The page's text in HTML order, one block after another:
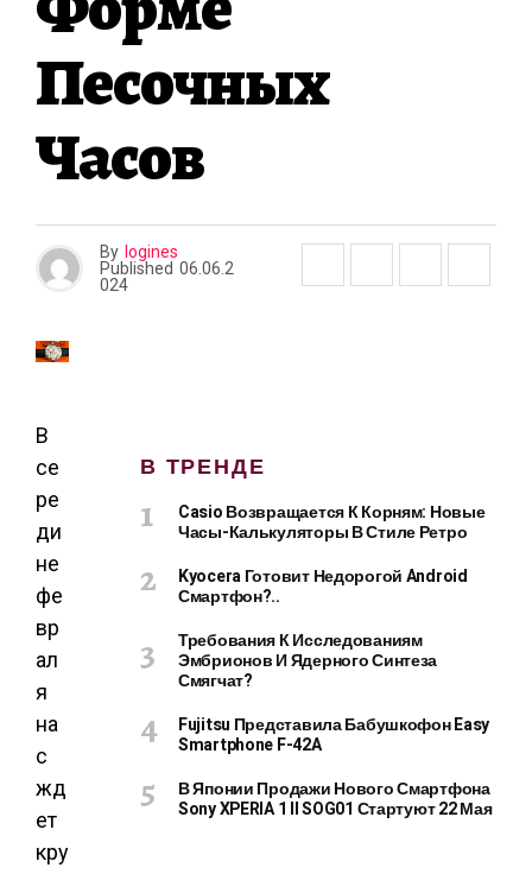
Песочных
Часов
By logines
Published 06.06.2
024
В
се
ре
ди
не
фе
вр
ал
я
на
с
жд
ет
кру
В ТРЕНДЕ
Casio Возвращается К Корням: Новые
Часы-Калькуляторы В Стиле Ретро
Kyocera Готовит Недорогой Android
Смартфон?..
Требования К Исследованиям
Эмбрионов И Ядерного Синтеза
Смягчат?
Fujitsu Представила Бабушкофон Easy
Smartphone F-42A
В Японии Продажи Нового Смартфона
Sony XPERIA 1 II SOG01 Стартуют 22 Мая